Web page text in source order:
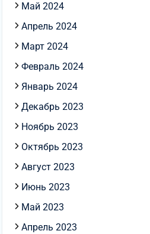
Май 2024
Апрель 2024
Март 2024
Февраль 2024
Январь 2024
Декабрь 2023
Ноябрь 2023
Октябрь 2023
Август 2023
Июнь 2023
Май 2023
Апрель 2023